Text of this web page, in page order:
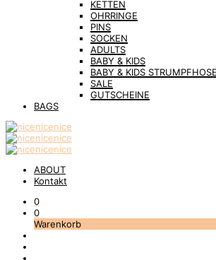
KETTEN
OHRRINGE
PINS
SOCKEN
ADULTS
BABY & KIDS
BABY & KIDS
SALE
GUTSCHEINE
BAGS
ABOUT
Kontakt
0
0
Warenkorb